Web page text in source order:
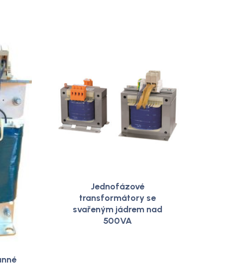
Jednofázové
transformátory se
svařeným jádrem nad
500VA